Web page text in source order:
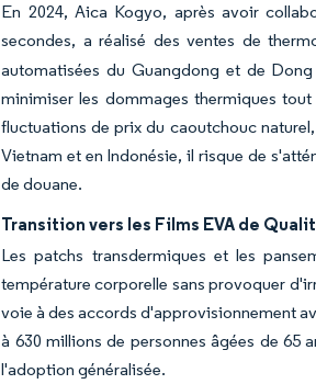
En 2024, Aica Kogyo, après avoir
secondes, a réalisé des ventes de
automatisées du Guangdong et de
minimiser les dommages thermiques
fluctuations de prix du caoutchouc
Vietnam et en Indonésie, il risque de
de douane.
Transition vers les Films EVA de
Les patchs transdermiques et les
température corporelle sans provoquer
voie à des accords d'approvisionnement
à 630 millions de personnes âgées de 65
l'adoption généralisée.